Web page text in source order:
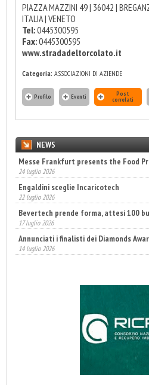
PIAZZA MAZZINI 49 | 36042 |
ITALIA | VENETO
Tel:0445300595
Fax:0445300595
www.stradadeltorcolato.it
Categoria: ASSOCIAZIONI DI AZIENDE
Profilo Eventi Post
correlati
NEWS
Messe Frankfurt presents the Food
24 luglio 2026
Engaldini sceglie Incaricotech
22 luglio 2026
Bevertech prende forma, attesi 100
17 luglio 2026
Annunciati i finalisti dei Diamonds
14 luglio 2026
Fatturato record per l'industria